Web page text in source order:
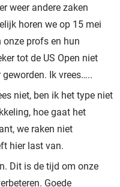
weer andere zaken
horen we op 15 mei
onze profs en hun
tot de US Open niet
Ik vrees…..
niet, ben ik het type niet
hoe gaat het
we raken niet
hier last van.
Dit is de tijd om onze
Goede